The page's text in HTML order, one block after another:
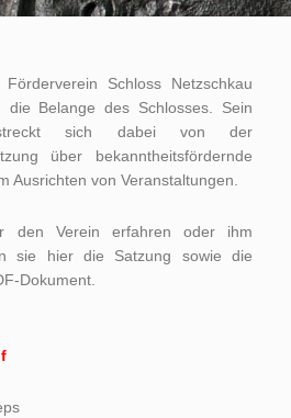
Schloss Netzschkau
Belange des Schlosses. Sein
sich dabei von der
über bekanntheitsfördernde
Ausrichten von Veranstaltungen.
den Verein erfahren oder ihm
sie hier die Satzung sowie die
Dokument.